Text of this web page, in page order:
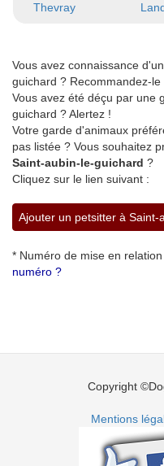
Thevray
Vous avez connaissance
guichard ? Recommandez-le
Vous avez été déçu par une
guichard ? Alertez !
Votre garde d'animaux
pas listée ? Vous souhaitez
Saint-aubin-le-guichard ?
Cliquez sur le lien suivant :
Ajouter un petsitter à Saint-
* Numéro de mise en
numéro ?
Copyright
Mentions